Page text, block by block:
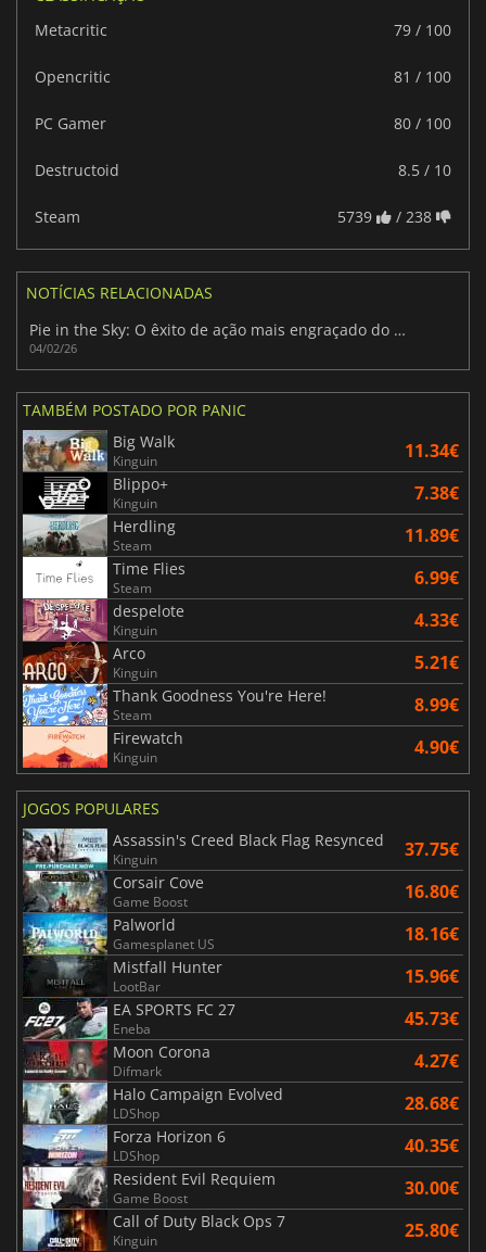
Metacritic
79 / 100
Opencritic 81 / 100
PC Gamer 80 / 100
Destructoid 8.5 / 10
Steam 5739 / 238
NOTÍCIAS RELACIONADAS
Pie in the Sky: O êxito de ação mais engraçado do início de 2026
04/02/26
TAMBÉM POSTADO POR PANIC
Big Walk
Kinguin 11.34€
Blippo+
Kinguin 7.38€
Herdling
Steam 11.89€
Time Flies
Steam 6.99€
despelote
Kinguin 4.33€
Arco
Kinguin 5.21€
Thank Goodness You're Here!
Steam 8.99€
Firewatch
Kinguin 4.90€
JOGOS POPULARES
Assassin's Creed Black Flag Resynced
Kinguin 37.75€
Corsair Cove
Game Boost 16.80€
Palworld
Gamesplanet US 18.16€
Mistfall Hunter
LootBar 15.96€
EA SPORTS FC 27
Eneba 45.73€
Moon Corona
Difmark 4.27€
Halo Campaign Evolved
LDShop 28.68€
Forza Horizon 6
LDShop 40.35€
Resident Evil Requiem
Game Boost 30.00€
Call of Duty Black Ops 7
Kinguin 25.80€